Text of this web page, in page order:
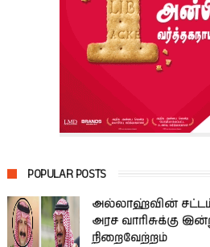
POPULAR POSTS
அல்லாஹ்வின்
அரச வாரிசுக்கு
நிறைவேற்றம்